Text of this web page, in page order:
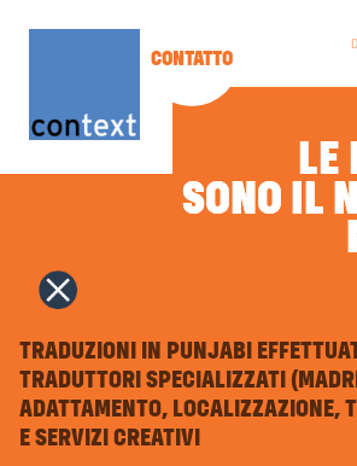
SONO IL
SONO IL
CONTEXT® – CHI SIAMO
FILM & TV | SCENEGGIATURE
EDITORIA AZIENDALE
COPYWRITING | TESTI PUBBLICITARI
PUBLIC RELATION
RICERCA DEL NOME | NOMI DELLE
DESIGN GRAFICO | MULTIMEDIA
COMPOSIZIONE IN LINGUA STRANIERA |
NOTE LEGALI
PROTEZIONE DEI
DATI
TRADUZIONI IN PUNJABI
TRADUTTORI SPECIALIZZATI
ADATTAMENTO, LOCALIZZAZIONE,
E SERVIZI CREATIVI
CONTATTO